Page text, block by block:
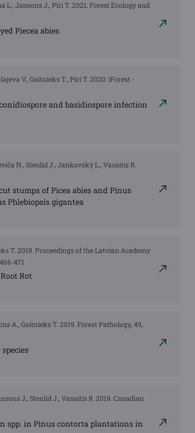
L., Jansons J., Piri T. 2021. Forest Ecology and
Piecea abies
V., Gaitnieks T., Piri T. 2020. iForest -
and basidiospore infection
N., Stenlid J., Jankovský L., Vasaitis R.
stumps of Picea abies and Pinus
Phlebiopsis gigantea
T. 2019. Proceedings of the Latvian Academy
471
Rot
A., Gaitnieks T. 2019. Forest Pathology, 49,
J., Stenlid J., Vasaitis R. 2019. Canadian
spp. in Pinus contorta plantations in